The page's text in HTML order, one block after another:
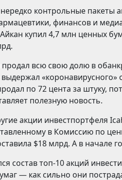
контрольные
финансов и
купил 4,7 млн ценных
всю свою долю в
по 72 цента за штуку,
полезную новость.
акции инвестпортфеля
в Комиссию по
$18 млрд. А в начале
состав топ-10 акций
— как сильно они